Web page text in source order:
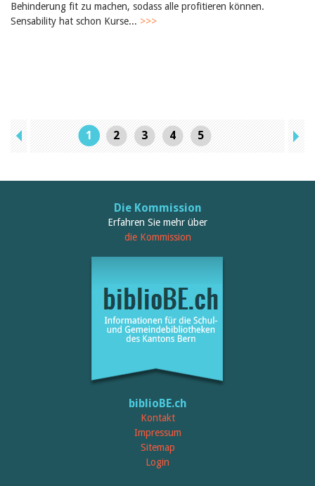
Behinderung fit zu machen, sodass alle profitieren können.
Sensability hat schon Kurse... >>>
1 2 3 4 5
Die Kommission
Erfahren Sie mehr über
die Kommission
biblioBE.ch
Kontakt
Impressum
Sitemap
Login